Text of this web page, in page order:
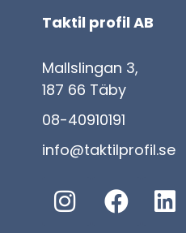
Taktil profil AB
Mallslingan 3,
187 66 Täby
08-40910191
info@taktilprofil.se